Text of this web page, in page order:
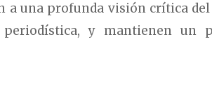
a una profunda visión crítica
y mantienen un